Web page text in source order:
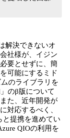
解決できないオ
社様が、イジン
要とせずに、簡
可能にするミド
のライブラリを
のβ版について
た、近年開発が
対応するべく、
と提携を進めてい
QIOの利用を